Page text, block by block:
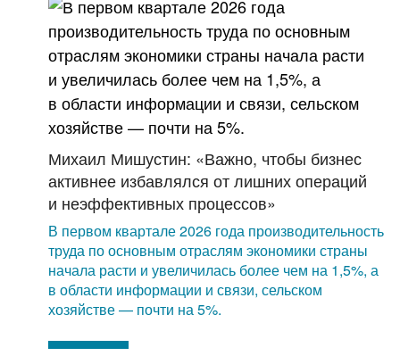
Михаил Мишустин: «Важно, чтобы бизнес
активнее избавлялся от лишних операций
и неэффективных процессов»
В первом квартале 2026 года производительность
труда по основным отраслям экономики страны
начала расти и увеличилась более чем на 1,5%, а
в области информации и связи, сельском
хозяйстве — почти на 5%.